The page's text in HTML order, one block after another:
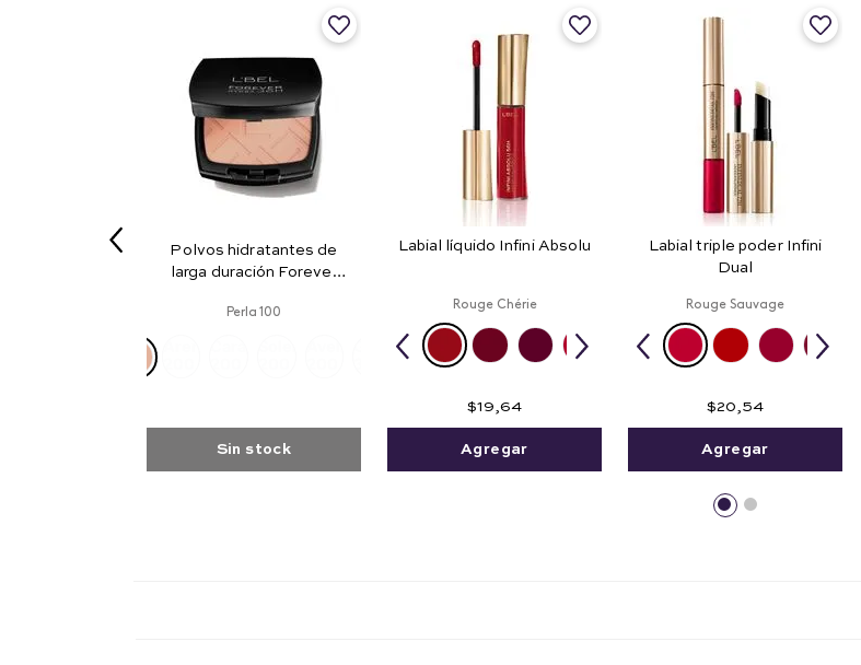
Polvos hidratantes de
larga duración Forever
Perla 100
Golden
Sin stock
Labial líquido Infini Absolu
Rouge Chérie
$19,64
Agregar
Labial triple poder Infini
Dual
Rouge Sauvage
$20,54
Agregar